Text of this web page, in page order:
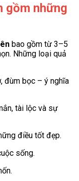
gồm những
bao gồm từ 3–5
Những loại quả
đùm bọc – ý nghĩa
tài lộc và sự
điều tốt đẹp.
sống.